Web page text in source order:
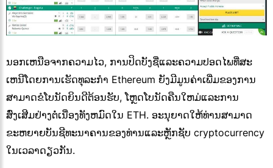
ນອກເຫນືອຈາກຄວາມໄວ, ການປິດບັງຊື່ແລະຄວາມປອດໄພທີ່ສະ
ເຫນີໂດຍການເຮັດທຸລະກໍາ Ethereum ຍັງມີມູນຄ່າເພີ່ມຂອງການ
ສາມາດຂໍໂບນັດຍິນດີຕ້ອນຮັບ, ໂຫຼດໂບນັດຄືນໃຫມ່ແລະການ
ສົ່ງເສີມຢ່າງຕໍ່ເນື່ອງທັງຫມົດໃນ ETH. ອະນຸຍາດໃຫ້ທ່ານສາມາດ
ຂະຫຍາຍບັນຊີທະນາຄານຂອງທ່ານແລະຫຼັກຊັບ cryptocurrency
ໃນເວລາດຽວກັນ.